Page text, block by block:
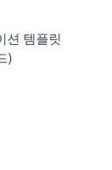
션 템플릿
)